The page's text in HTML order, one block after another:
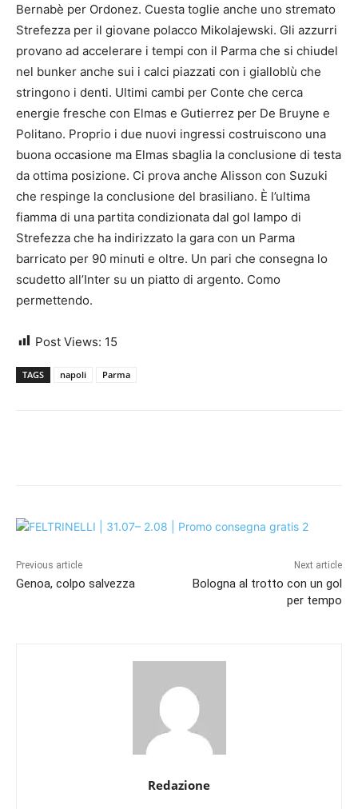
Bernabè per Ordonez. Cuesta toglie anche uno stremato
Strefezza per il giovane polacco Mikolajewski. Gli azzurri
provano ad accelerare i tempi con il Parma che si chiudel
nel bunker anche sui i calci piazzati con i gialloblù che
stringono i denti. Ultimi cambi per Conte che cerca
energie fresche con Elmas e Gutierrez per De Bruyne e
Politano. Proprio i due nuovi ingressi costruiscono una
buona occasione ma Elmas sbaglia la conclusione di testa
da ottima posizione. Ci prova anche Alisson con Suzuki
che respinge la conclusione del brasiliano. È l’ultima
fiamma di una partita condizionata dal gol lampo di
Strefezza che ha indirizzato la gara con un Parma
barricato per 90 minuti e oltre. Un pari che consegna lo
scudetto all’Inter su un piatto di argento. Como
permettendo.
Post Views: 15
TAGS napoli Parma
Previous article
Genoa, colpo salvezza
Next article
Bologna al trotto con un gol
per tempo
Redazione